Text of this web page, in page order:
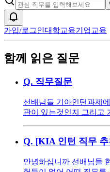
가입/로그인대학교육기업교육
함께 읽은 질문
Q. 직무질문
선배님들 기아인턴과제
관이 있는것인지 그리고
Q. [KIA 인턴 직무
안녕하십니까 선배님들